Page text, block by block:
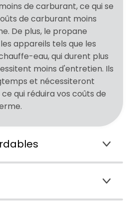
de carburant, ce qui se
de carburant moins
De plus, le propane
appareils tels que les
eau, qui durent plus
moins d'entretien. Ils
et nécessiteront
qui réduira vos coûts de